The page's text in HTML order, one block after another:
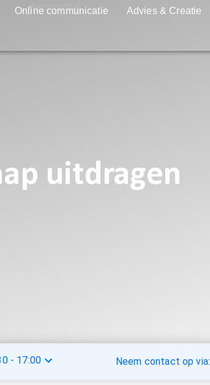
Online communicatie Advies & Creatie
uitdragen
- 17:00 Neem contact op via: